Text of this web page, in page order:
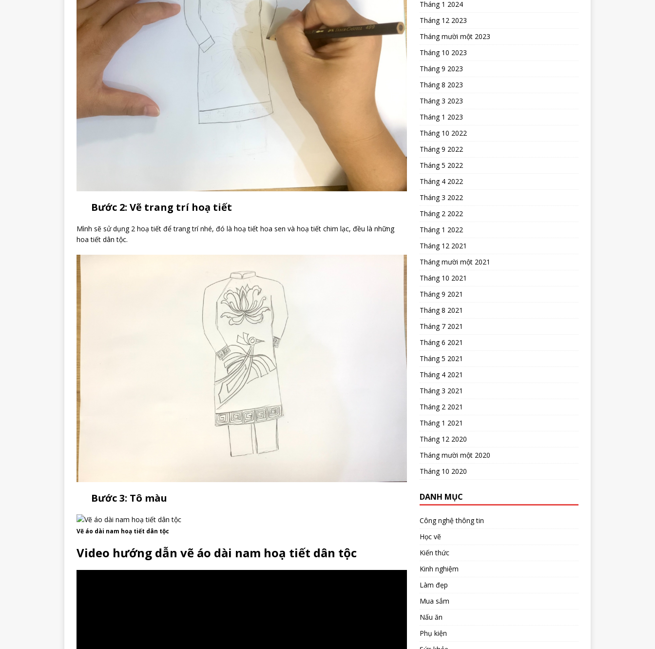
Bước 2: Vẽ trang trí hoạ tiết
Mình sẽ sử dụng 2 hoạ tiết để trang trí nhé, đó là hoạ tiết hoa sen và hoạ tiết chim lạc, đều là những
hoa tiết dân tộc.
Bước 3: Tô màu
Vẽ áo dài nam hoạ tiết dân tộc
Video hướng dẫn vẽ áo dài nam hoạ tiết dân tộc
Tháng 1 2024
Tháng 12 2023
Tháng mười một 2023
Tháng 10 2023
Tháng 9 2023
Tháng 8 2023
Tháng 3 2023
Tháng 1 2023
Tháng 10 2022
Tháng 9 2022
Tháng 5 2022
Tháng 4 2022
Tháng 3 2022
Tháng 2 2022
Tháng 1 2022
Tháng 12 2021
Tháng mười một 2021
Tháng 10 2021
Tháng 9 2021
Tháng 8 2021
Tháng 7 2021
Tháng 6 2021
Tháng 5 2021
Tháng 4 2021
Tháng 3 2021
Tháng 2 2021
Tháng 1 2021
Tháng 12 2020
Tháng mười một 2020
Tháng 10 2020
DANH MỤC
Công nghệ thông tin
Học vẽ
Kiến thức
Kinh nghiệm
Làm đẹp
Mua sắm
Nấu ăn
Phụ kiện